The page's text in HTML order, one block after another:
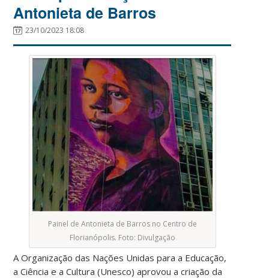
Antonieta de Barros
23/10/2023 18:08
Painel de Antonieta de Barros no Centro de
Florianópolis. Foto: Divulgação
A Organização das Nações Unidas para a Educação,
a Ciência e a Cultura (Unesco) aprovou a criação da